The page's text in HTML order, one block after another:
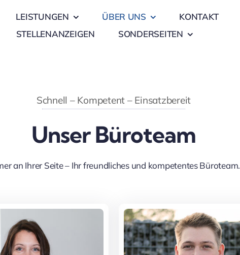
LEISTUNGEN ÜBER UNS
KONTAKT
STELLENANZEIGEN
SONDERSEITEN
Schnell – Kompetent – Einsatzbereit
Unser Büroteam
an Ihrer Seite – Ihr freundliches und kompetentes Büroteam.